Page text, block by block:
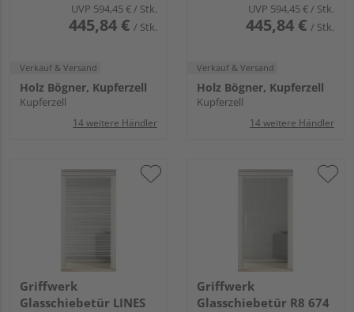
UVP 594,45 €/ Stk.
445,84 € / Stk.
Verkauf & Versand
Holz Bögner, Kupferzell
Kupferzell
14 weitere Händler
UVP 594,45 €/ Stk.
445,84 € / Stk.
Verkauf & Versand
Holz Bögner, Kupferzell
Kupferzell
14 weitere Händler
Griffwerk
Glasschiebetür LINES
Griffwerk
Glasschiebetür R8 674